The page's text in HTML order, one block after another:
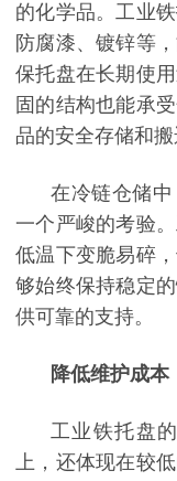
的化学品。工业
防腐漆、镀锌等
保托盘在长期使
固的结构也能承
品的安全存储和搬
在冷链仓储
一个严峻的考验
低温下变脆易碎
够始终保持稳定
供可靠的支持。
降低维护成
工业铁托盘
上，还体现在较